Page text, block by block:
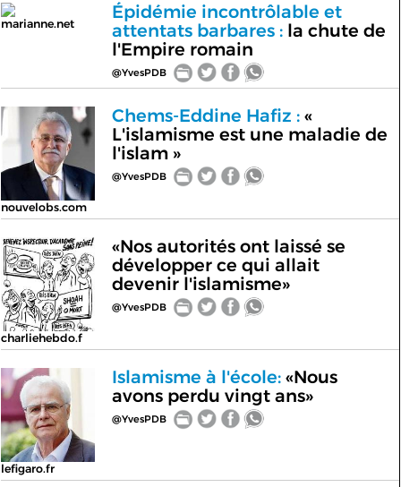
marianne.net
Épidémie incontrôlable et
attentats barbares :la chute de
l'Empire romain
@YvesPDB
nouvelobs.com
Chems-Eddine Hafiz :«
L'islamisme est une maladie de
l'islam »
@YvesPDB
charliehebdo.f
«Nos autorités ont laissé se
développer ce qui allait
devenir l'islamisme»
@YvesPDB
lefigaro.fr
Islamisme à l'école:«Nous
avons perdu vingt ans»
@YvesPDB